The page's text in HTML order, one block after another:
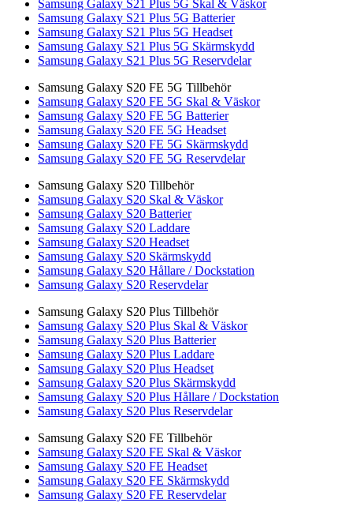
Samsung Galaxy S21 Plus 5G Skal & Väskor
Samsung Galaxy S21 Plus 5G Batterier
Samsung Galaxy S21 Plus 5G Headset
Samsung Galaxy S21 Plus 5G Skärmskydd
Samsung Galaxy S21 Plus 5G Reservdelar
Samsung Galaxy S20 FE 5G Tillbehör
Samsung Galaxy S20 FE 5G Skal & Väskor
Samsung Galaxy S20 FE 5G Batterier
Samsung Galaxy S20 FE 5G Headset
Samsung Galaxy S20 FE 5G Skärmskydd
Samsung Galaxy S20 FE 5G Reservdelar
Samsung Galaxy S20 Tillbehör
Samsung Galaxy S20 Skal & Väskor
Samsung Galaxy S20 Batterier
Samsung Galaxy S20 Laddare
Samsung Galaxy S20 Headset
Samsung Galaxy S20 Skärmskydd
Samsung Galaxy S20 Hållare / Dockstation
Samsung Galaxy S20 Reservdelar
Samsung Galaxy S20 Plus Tillbehör
Samsung Galaxy S20 Plus Skal & Väskor
Samsung Galaxy S20 Plus Batterier
Samsung Galaxy S20 Plus Laddare
Samsung Galaxy S20 Plus Headset
Samsung Galaxy S20 Plus Skärmskydd
Samsung Galaxy S20 Plus Hållare / Dockstation
Samsung Galaxy S20 Plus Reservdelar
Samsung Galaxy S20 FE Tillbehör
Samsung Galaxy S20 FE Skal & Väskor
Samsung Galaxy S20 FE Headset
Samsung Galaxy S20 FE Skärmskydd
Samsung Galaxy S20 FE Reservdelar